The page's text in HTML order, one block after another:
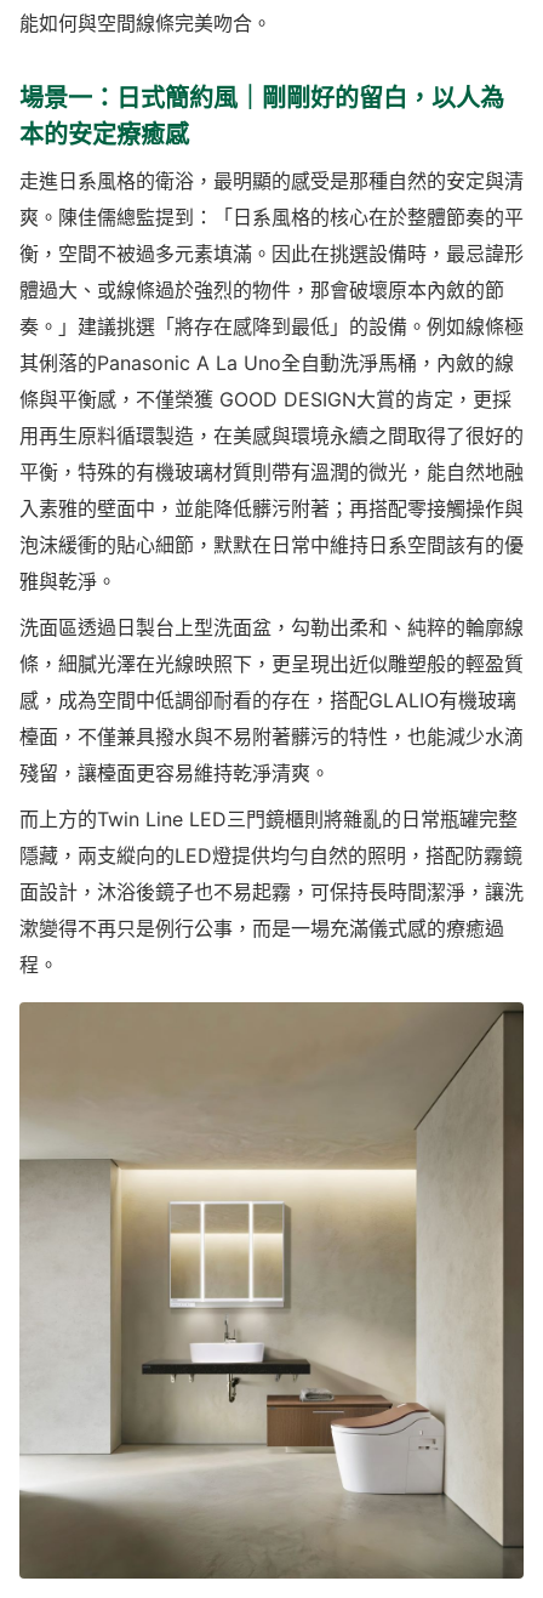
能如何與空間線條完美吻合。
場景一：日式簡約風｜剛剛好的留白，以人為
本的安定療癒感
走進日系風格的衛浴，最明顯的感受是那種自然的安定與清
爽。陳佳儒總監提到：「日系風格的核心在於整體節奏的平
衡，空間不被過多元素填滿。因此在挑選設備時，最忌諱形
體過大、或線條過於強烈的物件，那會破壞原本內斂的節
奏。」建議挑選「將存在感降到最低」的設備。例如線條極
其俐落的Panasonic A La Uno全自動洗淨馬桶，內斂的線
條與平衡感，不僅榮獲 GOOD DESIGN大賞的肯定，更採
用再生原料循環製造，在美感與環境永續之間取得了很好的
平衡，特殊的有機玻璃材質則帶有溫潤的微光，能自然地融
入素雅的壁面中，並能降低髒污附著；再搭配零接觸操作與
泡沫緩衝的貼心細節，默默在日常中維持日系空間該有的優
雅與乾淨。
洗面區透過日製台上型洗面盆，勾勒出柔和、純粹的輪廓線
條，細膩光澤在光線映照下，更呈現出近似雕塑般的輕盈質
感，成為空間中低調卻耐看的存在，搭配GLALIO有機玻璃
檯面，不僅兼具撥水與不易附著髒污的特性，也能減少水滴
殘留，讓檯面更容易維持乾淨清爽。
而上方的Twin Line LED三門鏡櫃則將雜亂的日常瓶罐完整
隱藏，兩支縱向的LED燈提供均勻自然的照明，搭配防霧鏡
面設計，沐浴後鏡子也不易起霧，可保持長時間潔淨，讓洗
漱變得不再只是例行公事，而是一場充滿儀式感的療癒過
程。